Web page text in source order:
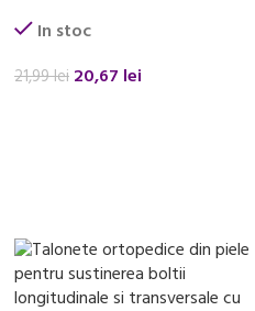
In stoc
21,99lei 20,67 lei